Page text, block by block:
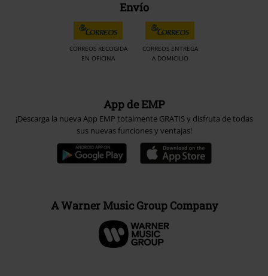
Envío
CORREOS RECOGIDA
EN OFICINA
CORREOS ENTREGA
A DOMICILIO
App de EMP
¡Descarga la nueva App EMP totalmente GRATIS y disfruta de todas
sus nuevas funciones y ventajas!
A Warner Music Group Company